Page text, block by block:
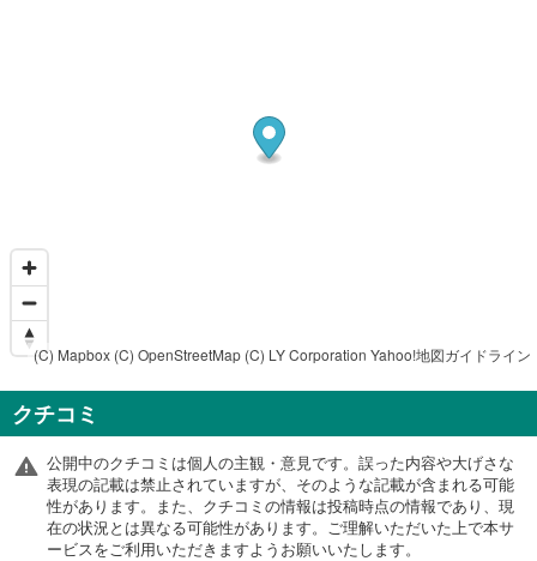
(C) Mapbox (C) OpenStreetMap (C) LY Corporation Yahoo!地図ガイドライン
クチコミ
公開中のクチコミは個人の主観・意見です。誤った内容や大げさな
表現の記載は禁止されていますが、そのような記載が含まれる可能
性があります。また、クチコミの情報は投稿時点の情報であり、現
在の状況とは異なる可能性があります。ご理解いただいた上で本サ
ービスをご利用いただきますようお願いいたします。